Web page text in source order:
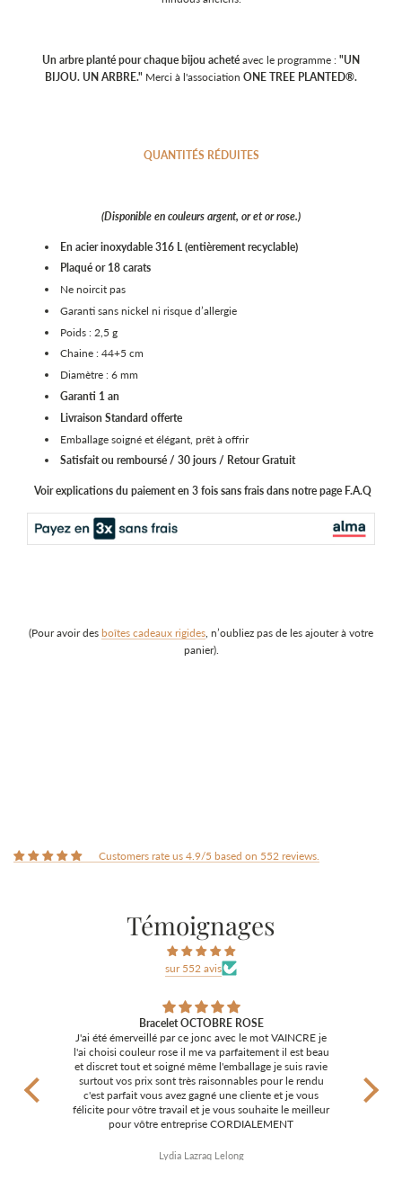
Un arbre planté pour chaque bijou acheté avec le programme : "UN
BIJOU. UN ARBRE." Merci à l'association ONE TREE PLANTED®.
QUANTITÉS RÉDUITES
(Disponible en couleurs argent, or et or rose.)
En acier inoxydable 316 L (entièrement recyclable)
Plaqué or 18 carats
Ne noircit pas
Garanti sans nickel ni risque d’allergie
Poids : 2,5 g
Chaine : 44+5 cm
Diamètre : 6 mm
Garanti 1 an
Livraison Standard offerte
Emballage soigné et élégant, prêt à offrir
Satisfait ou remboursé / 30 jours / Retour Gratuit
Voir explications du paiement en 3 fois sans frais dans notre page F.A.Q
(Pour avoir des boîtes cadeaux rigides, n’oubliez pas de les ajouter à votre
panier).
Customers rate us 4.9/5 based on 552 reviews.
Témoignages
sur 552 avis
Bracelet OCTOBRE ROSE
J'ai été émerveillé par ce jonc avec le mot VAINCRE je
l'ai choisi couleur rose il me va parfaitement il est beau
et discret tout et soigné même l'emballage je suis ravie
surtout vos prix sont très raisonnables pour le rendu
c'est parfait vous avez gagné une cliente et je vous
félicite pour vôtre travail et je vous souhaite le meilleur
pour vôtre entreprise CORDIALEMENT
Lydia Lazraq Lelong